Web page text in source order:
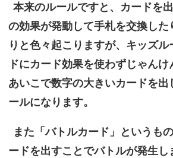
本来のルールですと、カードを
の効果が発動して手札を交換した
りと色々起こりますが、キッズ
ドにカード効果を使わずじゃん
あいこで数字の大きいカードを出
ールになります。
また「バトルカード」というも
ードを出すことでバトルが発生し